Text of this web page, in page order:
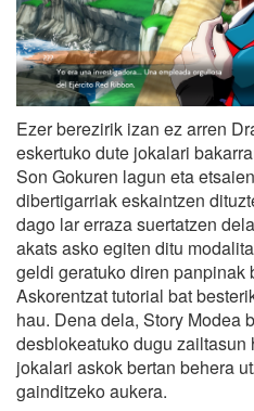
Ezer berezirik izan ez arren
eskertuko dute jokalari
Son Gokuren lagun eta
dibertigarriak eskaintzen
dago lar erraza suertatzen
akats asko egiten ditu
geldi geratuko diren panpinak
Askorentzat tutorial bat
hau. Dena dela, Story Modea
desblokeatuko dugu
jokalari askok bertan behera
gainditzeko aukera.